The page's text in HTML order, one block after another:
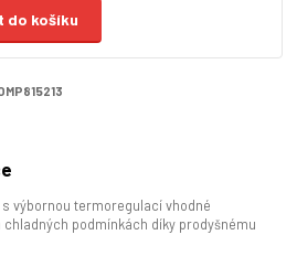
do košíku
výbornou termoregulací vhodné
podmínkách díky prodyšnému